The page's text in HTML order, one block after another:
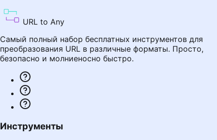
URL to Any
Самый полный набор бесплатных инструментов для
преобразования URL в различные форматы. Просто,
безопасно и молниеносно быстро.
Инструменты